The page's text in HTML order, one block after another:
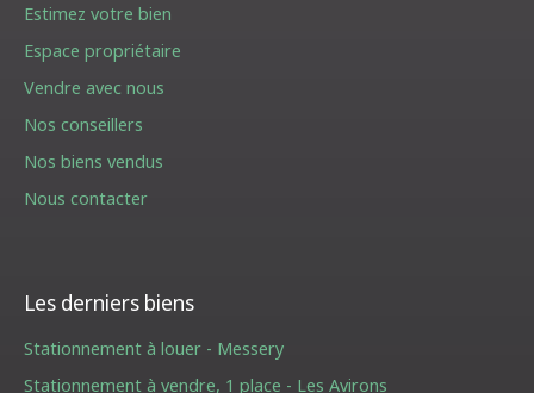
Estimez votre bien
Espace propriétaire
Vendre avec nous
Nos conseillers
Nos biens vendus
Nous contacter
Les derniers biens
Stationnement à louer - Messery
Stationnement à vendre, 1 place - Les Avirons